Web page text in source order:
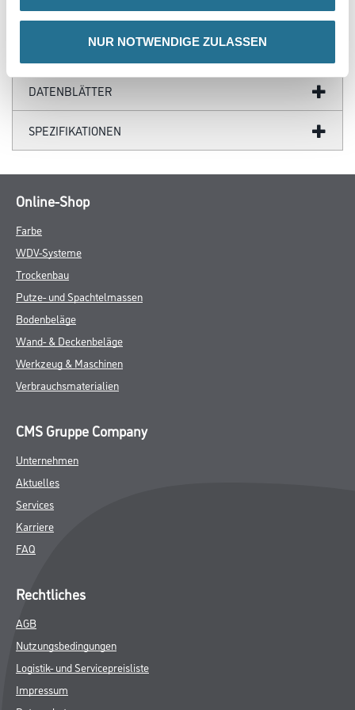
NUR NOTWENDIGE ZULASSEN
ZUSATZINFOS
GEFAHRENHINWEISE
DATENBLÄTTER
SPEZIFIKATIONEN
Online-Shop
Farbe
WDV-Systeme
Trockenbau
Putze- und Spachtelmassen
Bodenbeläge
Wand- & Deckenbeläge
Werkzeug & Maschinen
Verbrauchsmaterialien
CMS Gruppe Company
Unternehmen
Aktuelles
Services
Karriere
FAQ
Rechtliches
AGB
Nutzungsbedingungen
Logistik- und Servicepreisliste
Impressum